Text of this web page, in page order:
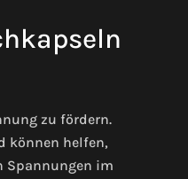
zu fördern.
können helfen,
Spannungen im